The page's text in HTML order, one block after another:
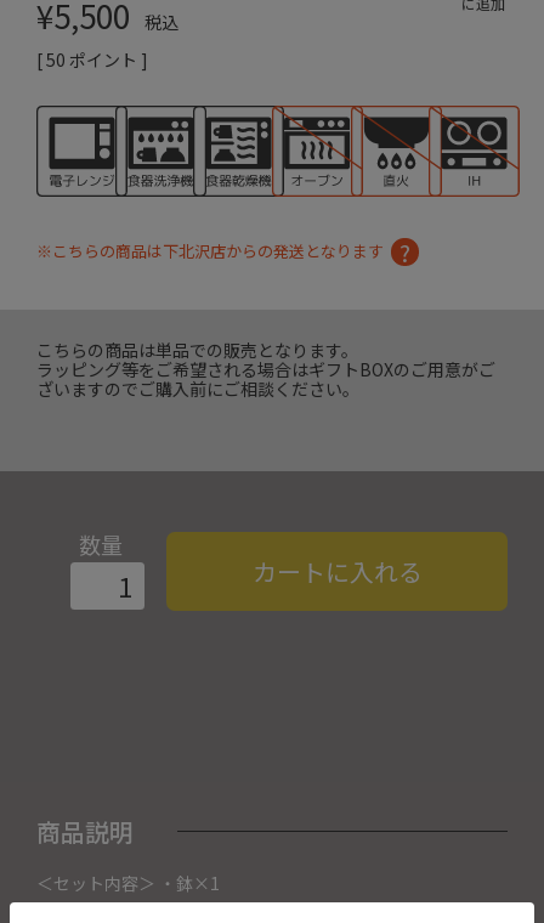
¥5,500
税込
[50 ポイント ]
※こちらの商品は下北沢店からの発送となります
こちらの商品は単品での販売となります。
ラッピング等をご希望される場合はギフトBOXのご用意がご
ざいますのでご購入前にご相談ください。
数量
カートに入れる
商品説明
＜セット内容＞ ・鉢×1
こちらの商品は織部下北沢店にて展示販売中の作品になりま